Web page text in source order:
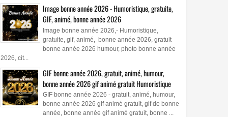
Image bonne année 2026 - Humoristique, gratuite,
GIF, animé, bonne année 2026
Image bonne année 2026,- Humoristique,
gratuite, gif, animé, bonne année 2026, gratuit
bonne année 2026 humour, photo bonne année
2026, cit...
GIF bonne année 2026, gratuit, animé, humour,
bonne année 2026 gif animé gratuit Humoristique
GIF bonne année 2026 - gratuit, animé, humour,
bonne année 2026 gif animé gratuit, gif de bonne
année, bonne année gif animé gratuit, bonne ...